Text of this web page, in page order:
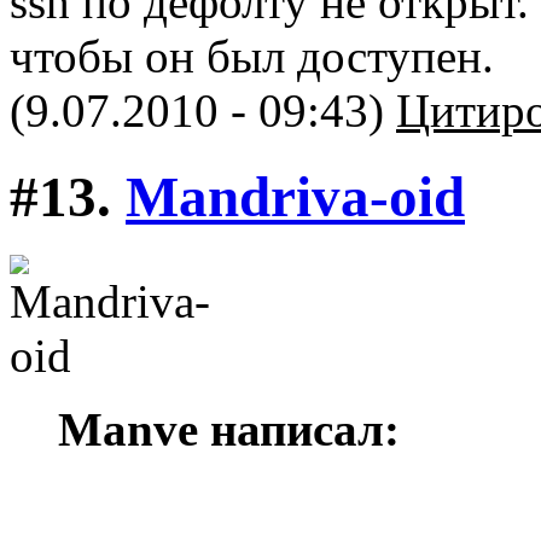
чтобы он был доступен.
(9.07.2010 - 09:43)
#13. Mandriva-oid
Manve написал: